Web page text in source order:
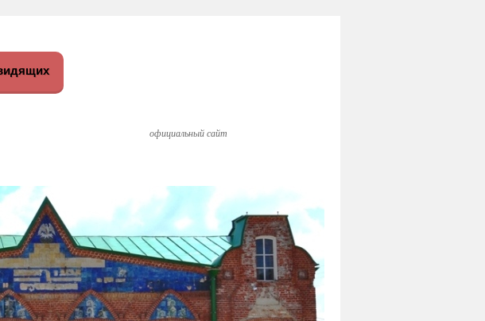
официальный сайт